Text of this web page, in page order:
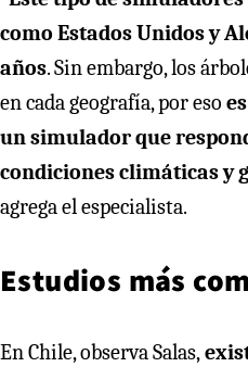
como Estados Unidos y
años. Sin embargo, los
en cada geografía, por eso
un simulador que
condiciones climáticas y
agrega el especialista.
Estudios más
En Chile, observa Salas,